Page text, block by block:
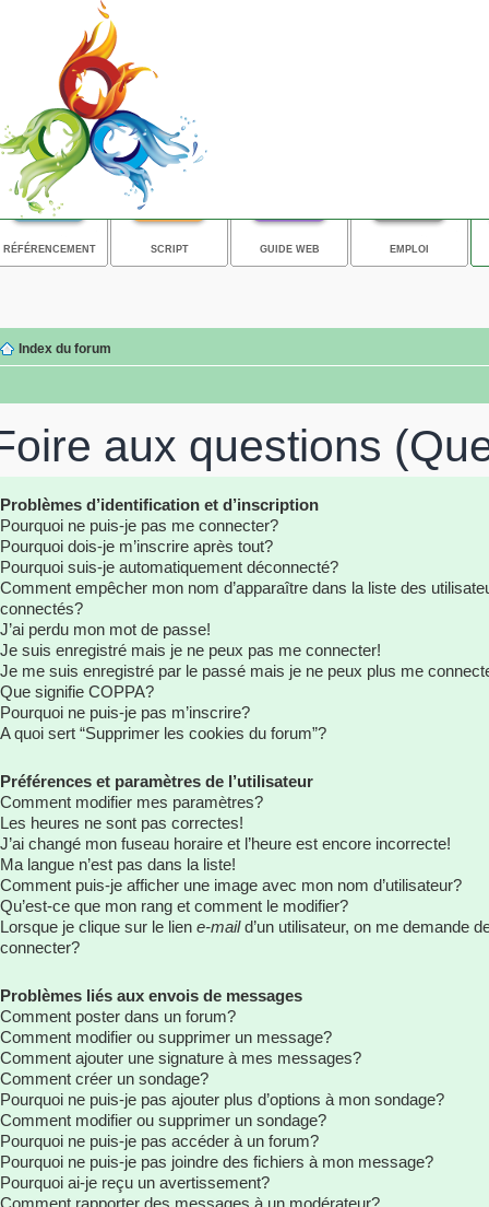
RÉFÉRENCEMENT SCRIPT GUIDE WEB EMPLOI
Index du forum
aux questions
Problèmes d’identification et d’inscription
Pourquoi ne puis-je pas me connecter?
Pourquoi dois-je m’inscrire après tout?
Pourquoi suis-je automatiquement déconnecté?
Comment empêcher mon nom d’apparaître dans la liste des
connectés?
J’ai perdu mon mot de passe!
Je suis enregistré mais je ne peux pas me connecter!
Je me suis enregistré par le passé mais je ne peux plus me
Que signifie COPPA?
Pourquoi ne puis-je pas m’inscrire?
A quoi sert “Supprimer les cookies du forum”?
Préférences et paramètres de l’utilisateur
Comment modifier mes paramètres?
Les heures ne sont pas correctes!
J’ai changé mon fuseau horaire et l’heure est encore incorrecte!
Ma langue n’est pas dans la liste!
Comment puis-je afficher une image avec mon nom d’utilisateur?
Qu’est-ce que mon rang et comment le modifier?
Lorsque je clique sur le lien e-maild’un utilisateur, on me demande
connecter?
Problèmes liés aux envois de messages
Comment poster dans un forum?
Comment modifier ou supprimer un message?
Comment ajouter une signature à mes messages?
Comment créer un sondage?
Pourquoi ne puis-je pas ajouter plus d’options à mon sondage?
Comment modifier ou supprimer un sondage?
Pourquoi ne puis-je pas accéder à un forum?
Pourquoi ne puis-je pas joindre des fichiers à mon message?
Pourquoi ai-je reçu un avertissement?
Comment rapporter des messages à un modérateur?